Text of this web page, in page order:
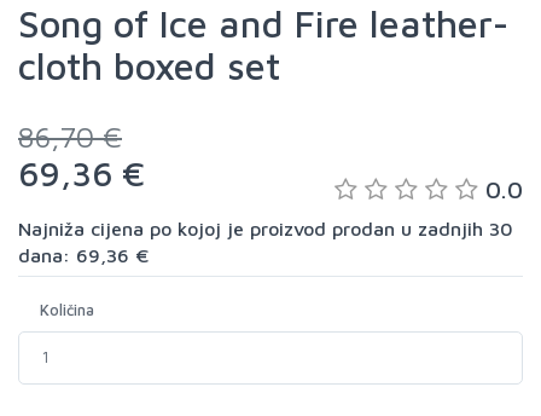
Song of Ice and Fire leather-
cloth boxed set
86,70 €
69,36 € 0.0
Najniža cijena po kojoj je proizvod prodan u zadnjih 30
dana: 69,36 €
Količina